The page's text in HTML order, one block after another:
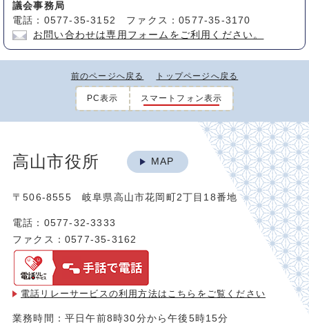
議会事務局
電話：0577-35-3152 ファクス：0577-35-3170
お問い合わせは専用フォームをご利用ください。
前のページへ戻る トップページへ戻る
PC表示 スマートフォン表示
高山市役所 MAP
〒506-8555 岐阜県高山市花岡町2丁目18番地
電話：0577-32-3333
ファクス：0577-35-3162
電話リレーサービスの利用方法は こちらをご覧ください
業務時間：平日午前8時30分から午後5時15分